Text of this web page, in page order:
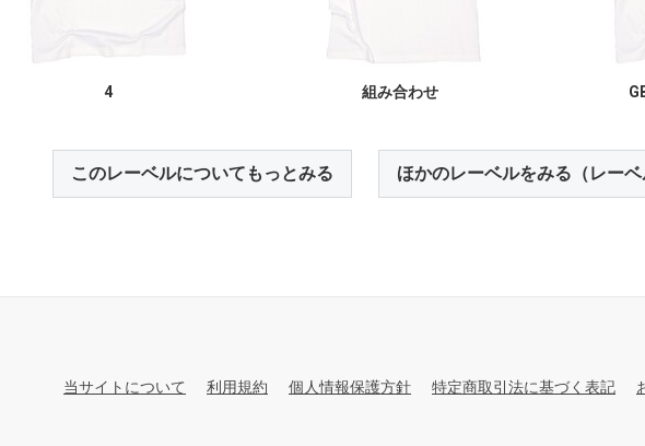
4 組み合わせ
このレーベルについてもっとみる ほかのレーベルをみる（レー
当サイトについて 利用規約 個人情報保護方針 特定商取引法に基づく表記